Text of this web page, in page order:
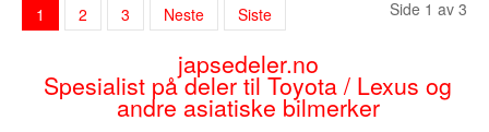
Side 1 av 3
1 2 3 Neste Siste
japsedeler.no
Spesialist på deler til Toyota / Lexus og
andre asiatiske bilmerker